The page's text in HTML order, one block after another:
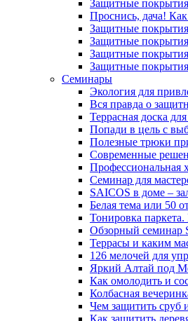
Защитные
Проснись, дача!
Защитные
Защитные
Защитные
Защитные
Семинары
Экология для
Вся правда о
Террасная доска
Попади в цель с
Полезные трюки
Современные
Профессиональная
Семинар для
SAICOS в доме –
Белая тема или 50
Тонировка паркета.
Обзорный семинар
Террасы и каким
126 мелочей для
Яркий Алтай под
Как омолодить и
Колбасная
Чем защитить сруб
Как защитить